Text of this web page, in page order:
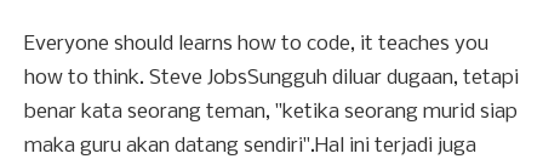
Everyone should learns how to code, it teaches you
how to think. Steve JobsSungguh diluar dugaan, tetapi
benar kata seorang teman, "ketika seorang murid siap
maka guru akan datang sendiri".Hal ini terjadi juga